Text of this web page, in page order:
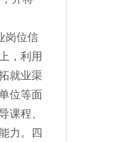
岗位信
，利用
就业渠
位等面
课程、
力。四